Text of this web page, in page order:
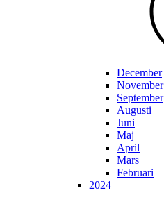
December
November
September
Augusti
Juni
Maj
April
Mars
Februari
2024